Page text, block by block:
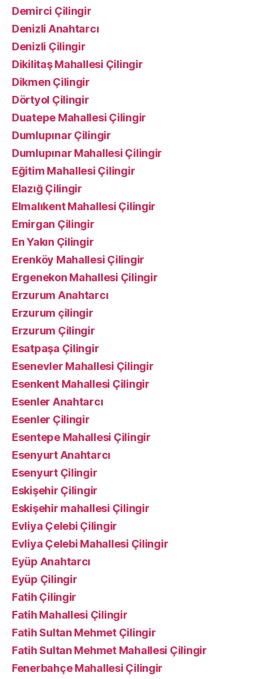
Demirci Çilingir
Denizli Anahtarcı
Denizli Çilingir
Dikilitaş Mahallesi Çilingir
Dikmen Çilingir
Dörtyol Çilingir
Duatepe Mahallesi Çilingir
Dumlupınar Çilingir
Dumlupınar Mahallesi Çilingir
Eğitim Mahallesi Çilingir
Elazığ Çilingir
Elmalıkent Mahallesi Çilingir
Emirgan Çilingir
En Yakın Çilingir
Erenköy Mahallesi Çilingir
Ergenekon Mahallesi Çilingir
Erzurum Anahtarcı
Erzurum çilingir
Erzurum Çilingir
Esatpaşa Çilingir
Esenevler Mahallesi Çilingir
Esenkent Mahallesi Çilingir
Esenler Anahtarcı
Esenler Çilingir
Esentepe Mahallesi Çilingir
Esenyurt Anahtarcı
Esenyurt Çilingir
Eskişehir Çilingir
Eskişehir mahallesi Çilingir
Evliya Çelebi Çilingir
Evliya Çelebi Mahallesi Çilingir
Eyüp Anahtarcı
Eyüp Çilingir
Fatih Çilingir
Fatih Mahallesi Çilingir
Fatih Sultan Mehmet Çilingir
Fatih Sultan Mehmet Mahallesi Çilingir
Fenerbahçe Mahallesi Çilingir